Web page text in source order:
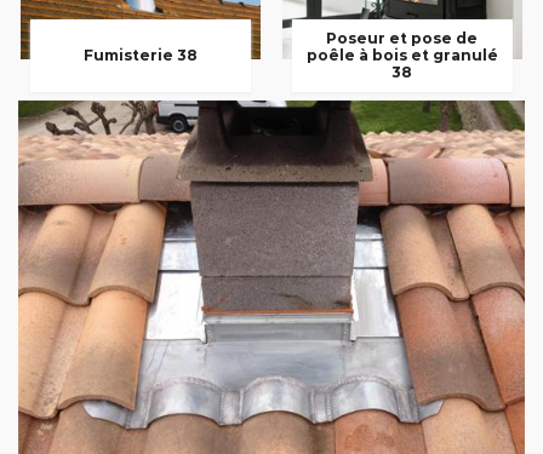
Fumisterie 38
Poseur et pose de
poêle à bois et granulé
38